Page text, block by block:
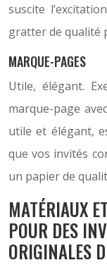
suscite
gratter de qualité
MARQUE-PAGES
Utile, élégant.
marque-page
utile et élégant,
que vos invités
un papier de
MATÉRIAUX
POUR DES
ORIGINALES